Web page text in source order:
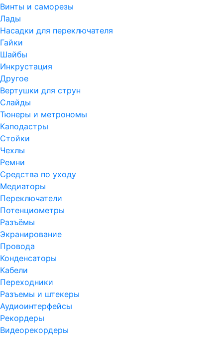
Винты и саморезы
Лады
Насадки для переключателя
Гайки
Шайбы
Инкрустация
Другое
Вертушки для струн
Слайды
Тюнеры и метрономы
Каподастры
Стойки
Чехлы
Ремни
Средства по уходу
Медиаторы
Переключатели
Потенциометры
Разъёмы
Экранирование
Провода
Конденсаторы
Кабели
Переходники
Разъемы и штекеры
Аудиоинтерфейсы
Рекордеры
Видеорекордеры